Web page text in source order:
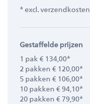
* excl. verzendkosten
Gestaffelde prijzen
1 pak € 134,00*
2 pakken € 120,00*
5 pakken € 106,00*
10 pakken € 94,10*
20 pakken € 79,90*